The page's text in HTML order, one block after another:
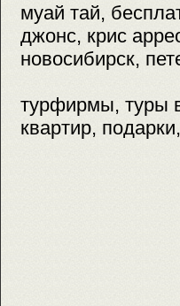
муай тай,
джонс, крис
новосибирск,
турфирмы, туры
квартир,